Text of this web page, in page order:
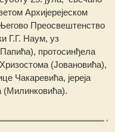
Архијерејеском
Преосвештенство
Г.Г. Наум, уз
протосинђела
(Јовановића),
Чакаревића, јереја
(Милинковића).